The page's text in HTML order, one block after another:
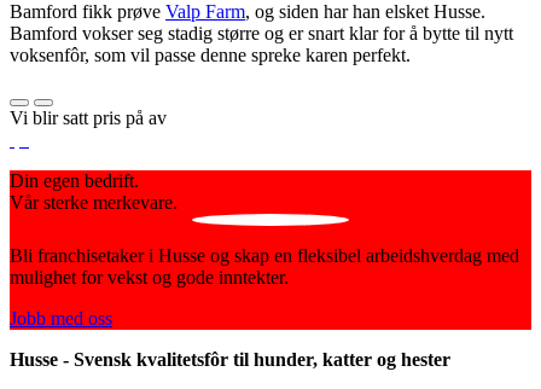
Bamford fikk prøve Valp Farm, og siden har han elsket Husse.
Bamford vokser seg stadig større og er snart klar for å bytte til nytt
voksenfôr, som vil passe denne spreke karen perfekt.
Vi blir satt pris på av
Din egen bedrift.
Vår sterke merkevare.
Bli franchisetaker i Husse og skap en fleksibel arbeidshverdag med
mulighet for vekst og gode inntekter.
Jobb med oss
Husse - Svensk kvalitetsfôr til hunder, katter og hester